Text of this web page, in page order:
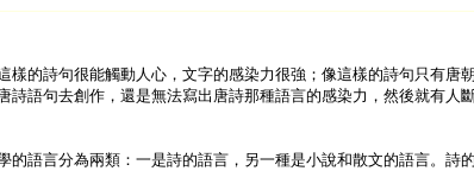
的詩句很能觸動人心，文字的感染力很強；像這樣的詩句只有唐
語句去創作，還是無法寫出唐詩那種語言的感染力，然後就有人
語言分為兩類：一是詩的語言，另一種是小說和散文的語言。詩